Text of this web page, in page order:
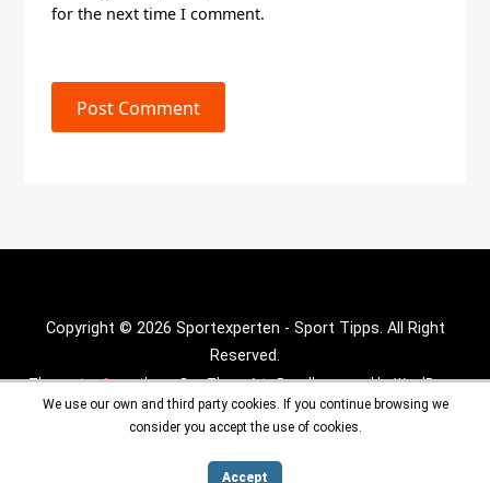
for the next time I comment.
Post Comment
Copyright © 2026 Sportexperten - Sport Tipps. All Right
Reserved.
Theme :Inx Gametheme By aThemeArt - Proudly powered by WordPress.
We use our own and third party cookies. If you continue browsing we
consider you accept the use of cookies.
Accept